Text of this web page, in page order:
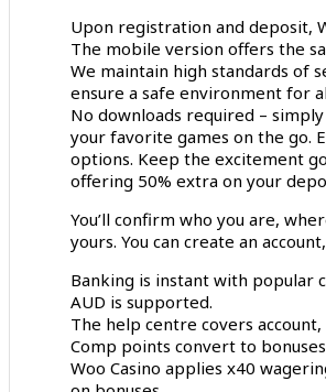
Upon registration and deposit,
The mobile version offers the
We maintain high standards of
ensure a safe environment for
No downloads required –
your favorite games on the go.
options. Keep the excitement
offering 50% extra on your
You’ll confirm who you are,
yours. You can create an
Banking is instant with popular
AUD is supported.
The help centre covers
Comp points convert to
Woo Casino applies x40